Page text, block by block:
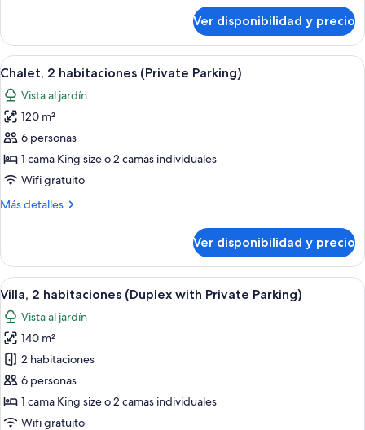
1
habitación
(Private
Parking)
Ver disponibilidad y precio
Ver
todas
las
fotos
de
Chalet,
2
(Private
Una cocina moderna con una isla
9
Chalet, 2 habitaciones (Private Parking)
Vista al jardín
120 m²
6 personas
1 cama King size o 2 camas individuales
Wifi gratuito
Más detalles
Más
2
habitaciones
(Private
Parking)
Ver disponibilidad y precio
Ver
todas
las
fotos
de
Villa,
2
habitaciones
Una cocina moderna con encimera
7
Villa, 2 habitaciones (Duplex with Private Parking)
Vista al jardín
140 m²
2 habitaciones
6 personas
1 cama King size o 2 camas individuales
Wifi gratuito